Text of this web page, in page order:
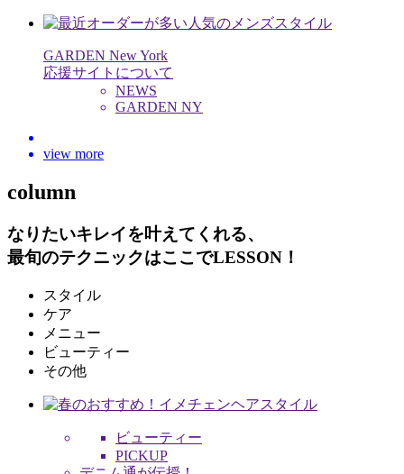
GARDEN New York
応援サイトについて
NEWS
GARDEN NY
view more
column
なりたいキレイを叶えてくれる、
最旬のテクニックはここでLESSON！
スタイル
ケア
メニュー
ビューティー
その他
ビューティー
PICKUP